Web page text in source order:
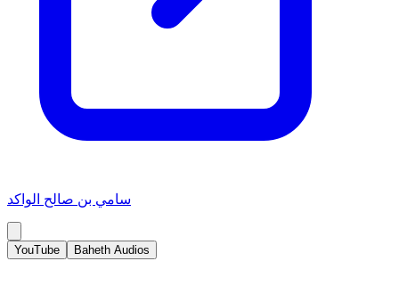
سامي بن صالح الواكد
YouTube Baheth Audios